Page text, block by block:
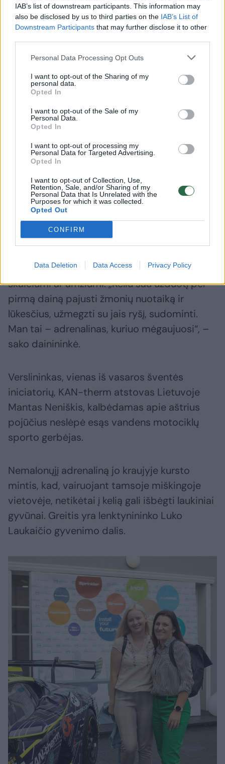
IAB’s list of downstream participants. This information may
also be disclosed by us to third parties on the IAB’s List of
Downstream Participants that may further disclose it to other
Personal Data Processing Opt Outs
I want to opt-out of the Sharing of my
personal data.
Opted In
I want to opt-out of the Sale of my
Personal Data.
Opted In
I want to opt-out of processing my
Personal Data for Targeted Advertising.
Opted In
I want to opt-out of Collection, Use,
Retention, Sale, and/or Sharing of my
Personal Data that Is Unrelated with the
Purposes for which it was collected.
Opted Out
CONFIRM
Data Deletion Data Access Privacy Policy
Daugiau nuotraukų (56)
Dainininkė Augustė Vedrickaitė ir virtuvės šefas Dilan
Dampella prabilo apie ekstremalius potyrius – kuo
mėgaujasi, o ko vengia.
E. Bartulio nuotr.
Dainininkė prisiminė kelionę su bičiuliais po
Norvegijos fjordus. Tuomet ji drąsiai sėdėjo
ant skardžio krašto, kai kompanija nuo
bedugnės laikėsi net kelis metrus atokiau.
Didžiausias adrenalinas jai – scena. Čia ji
gauna tiek emocijų, kad dar keletą dienų jos
būna tarsi pagrindinis energijos šaltinis.
nesidominti jos laukiančios publikos
skaičiumi ar amžiumi. „Keliu sau užduotį per
pirmą dainą pajusti žmonių nuotaiką ir
lūkesčius, užmegzti su jais ryšį, sudominti.
Man tai – adrenalinas, kuriuo mėgaujuosi“, –
sako dainininkė.
Verslininkas, vienas iš vasaros šventės
iniciatorių, KAN-therm atstovas Lietuvoje
Mantas Neniškis, kalbėdamas apie aštrius
pojūčius neslėpė esąs vandens motociklų
sporto gerbėjas.
Nemalonųjį adrenaliną jo kraujyje kursto
mintis, kad, vairuojant tamsoje miškingoje
vietovėje, netikėtai į kelią gali išbėgti laukiniai
gyvūnai. Greitis yra lenktynininko Luko
Laukaičio gyvenimo dalis.